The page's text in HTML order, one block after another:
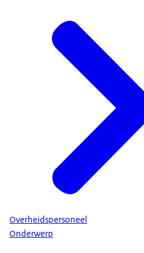
Overheidspersoneel
Onderwerp